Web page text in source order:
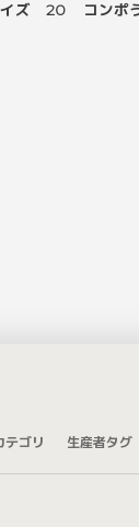
凍）セ
【お得
テゴリ 生産者タグ